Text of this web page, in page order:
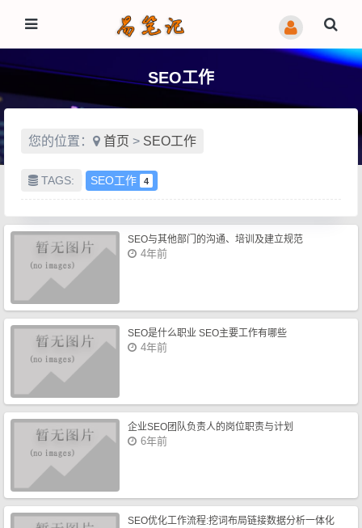
SEO工作
您的位置： 首页 > SEO工作
TAGS: SEO工作 4
SEO与其他部门的沟通、培训及建立规范
4年前
SEO是什么职业 SEO主要工作有哪些
4年前
企业SEO团队负责人的岗位职责与计划
6年前
SEO优化工作流程:挖词布局链接数据分析一体化